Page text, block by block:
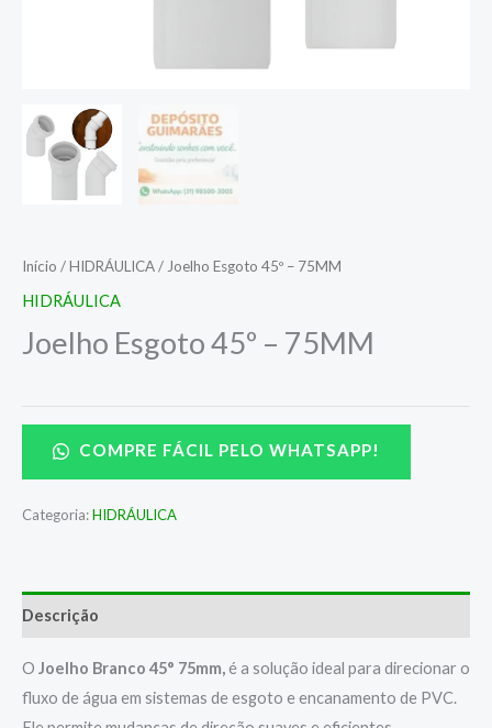
Início /HIDRÁULICA/ Joelho Esgoto 45º – 75MM
HIDRÁULICA
Joelho Esgoto 45º – 75MM
COMPRE FÁCIL PELO WHATSAPP!
Categoria:HIDRÁULICA
Descrição
O Joelho Branco 45° 75mm,é a solução ideal para direcionar o
fluxo de água em sistemas de esgoto e encanamento de PVC.